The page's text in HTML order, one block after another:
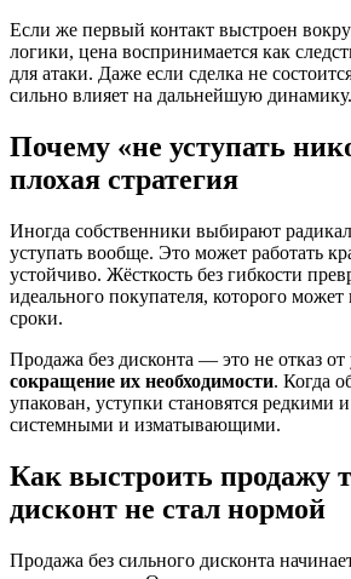
Если же первый контакт выстроен
логики, цена воспринимается как
для атаки. Даже если сделка не
сильно влияет на дальнейшую динамику.
Почему «не уступать
плохая стратегия
Иногда собственники выбирают
уступать вообще. Это может работать
устойчиво. Жёсткость без гибкости
идеального покупателя, которого
сроки.
Продажа без дисконта — это не отказ от
сокращение их необходимости. Когда
упакован, уступки становятся редкими
системными и изматывающими.
Как выстроить продажу
дисконт не стал нормой
Продажа без сильного дисконта